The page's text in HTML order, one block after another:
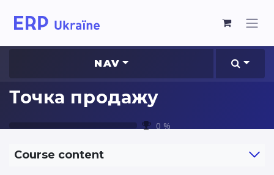
NAV
Точка продажу
0 %
Course content